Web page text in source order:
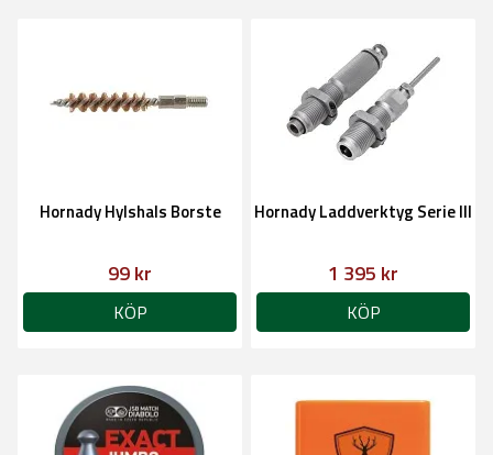
Hornady Hylshals Borste
99 kr
KÖP
Hornady Laddverktyg Serie III
1 395 kr
KÖP